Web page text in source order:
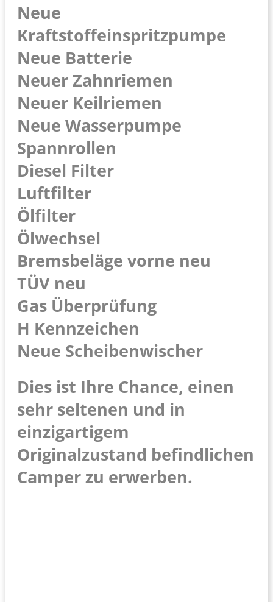
Neue
Kraftstoffeinspritzpumpe
Neue Batterie
Neuer Zahnriemen
Neuer Keilriemen
Neue Wasserpumpe
Spannrollen
Diesel Filter
Luftfilter
Ölfilter
Ölwechsel
Bremsbeläge vorne neu
TÜV neu
Gas Überprüfung
H Kennzeichen
Neue Scheibenwischer
Dies ist Ihre Chance, einen
sehr seltenen und in
einzigartigem
Originalzustand befindlichen
Camper zu erwerben.